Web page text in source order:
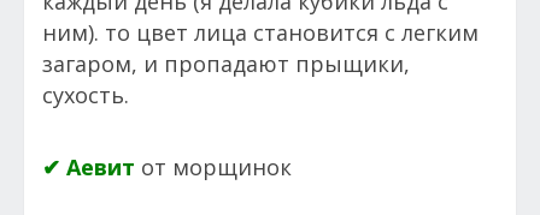
ним). то цвет лица становится с легким
загаром, и пропадают прыщики,
сухость.
✔ Аевит от морщинок